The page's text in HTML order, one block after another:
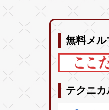
無料メル
テクニカ